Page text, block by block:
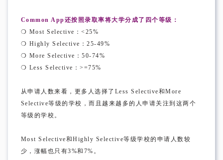
Common App还按照录取率将大学分成了四个等级：
❍ Most Selective：<25%
❍ Highly Selective：25-49%
❍ More Selective：50-74%
❍ Less Selective：>=75%
从申请人数来看，更多人选择了Less Selective和More
Selective等级的学校，而且越来越多的人申请关注到这两个
等级的学校。
Most Selective和Highly Selective等级学校的申请人数较
少，涨幅也只有3%和7%。